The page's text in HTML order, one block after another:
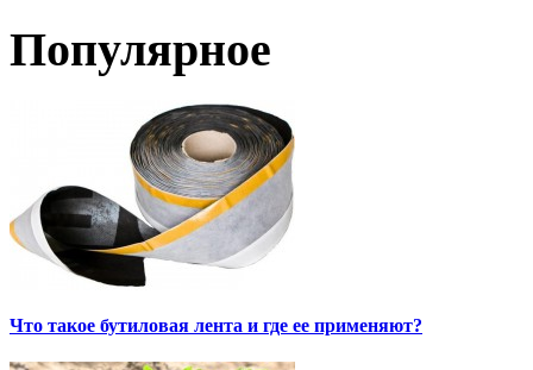
Популярное
Что такое бутиловая лента и где ее применяют?